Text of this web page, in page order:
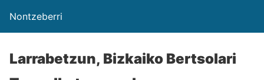
Nontzeberri
Larrabetzun, Bizkaiko Bertsolari